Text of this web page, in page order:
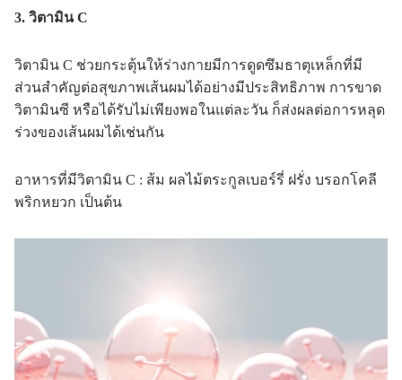
3. วิตามิน C
วิตามิน C ช่วยกระตุ้นให้ร่างกายมีการดูดซึมธาตุเหล็กที่มี
ส่วนสำคัญต่อสุขภาพเส้นผมได้อย่างมีประสิทธิภาพ การขาด
วิตามินซี หรือได้รับไม่เพียงพอในแต่ละวัน ก็ส่งผลต่อการหลุด
ร่วงของเส้นผมได้เช่นกัน
อาหารที่มีวิตามิน C : ส้ม ผลไม้ตระกูลเบอร์รี่ ฝรั่ง บรอกโคลี
พริกหยวก เป็นต้น